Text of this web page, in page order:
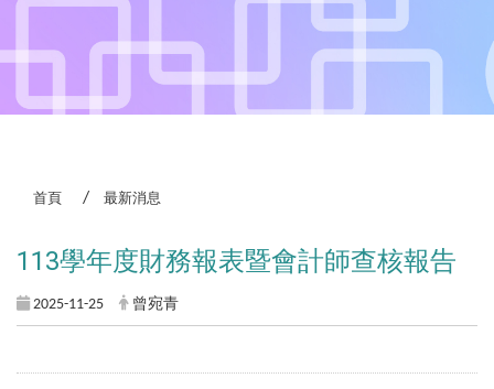
首頁 最新消息
113學年度財務報表暨會計師查核報告
2025-11-25 曾宛青